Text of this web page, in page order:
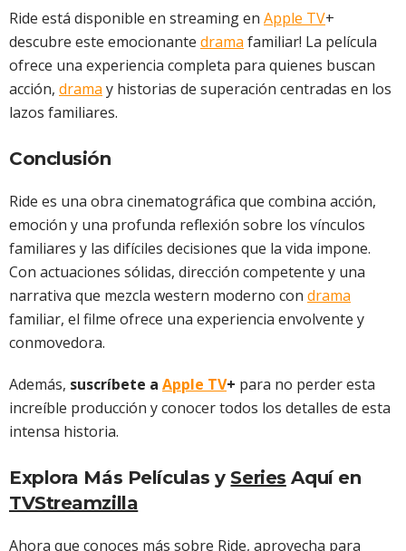
Ride está disponible en streaming en Apple TV+
descubre este emocionante drama familiar! La película
ofrece una experiencia completa para quienes buscan
acción, drama y historias de superación centradas en los
lazos familiares.
Conclusión
Ride es una obra cinematográfica que combina acción,
emoción y una profunda reflexión sobre los vínculos
familiares y las difíciles decisiones que la vida impone.
Con actuaciones sólidas, dirección competente y una
narrativa que mezcla western moderno con drama
familiar, el filme ofrece una experiencia envolvente y
conmovedora.
Además, suscríbete a Apple TV+ para no perder esta
increíble producción y conocer todos los detalles de esta
intensa historia.
Explora Más Películas y Series Aquí en
TVStreamzilla
Ahora que conoces más sobre Ride, aprovecha para